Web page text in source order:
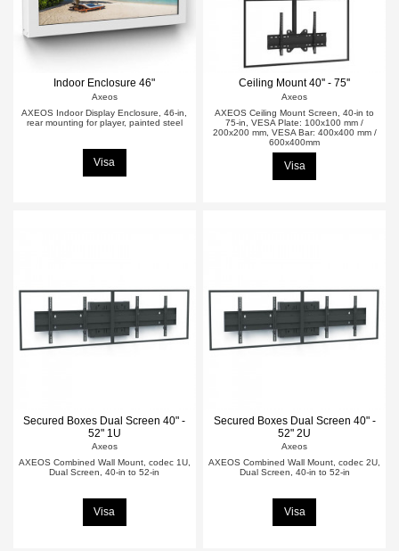
Indoor Enclosure 46"
Axeos
AXEOS Indoor Display Enclosure, 46-in,
rear mounting for player, painted steel
Visa
Ceiling Mount 40'' - 75''
Axeos
AXEOS Ceiling Mount Screen, 40-in to
75-in, VESA Plate: 100x100 mm /
200x200 mm, VESA Bar: 400x400 mm /
600x400mm
Visa
Secured Boxes Dual Screen 40" -
52" 1U
Axeos
AXEOS Combined Wall Mount, codec 1U,
Dual Screen, 40-in to 52-in
Visa
Secured Boxes Dual Screen 40" -
52" 2U
Axeos
AXEOS Combined Wall Mount, codec 2U,
Dual Screen, 40-in to 52-in
Visa